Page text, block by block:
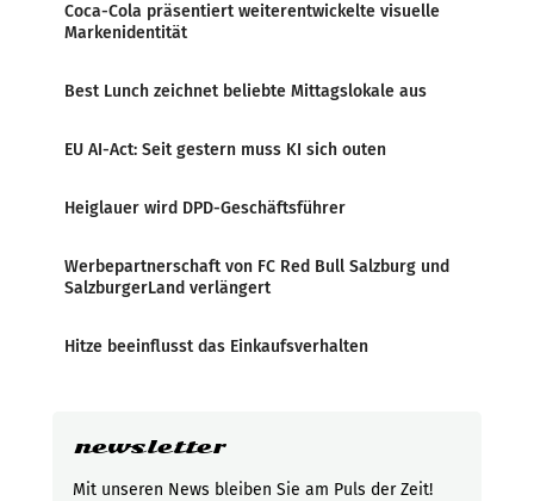
Coca-Cola präsentiert weiterentwickelte visuelle
Markenidentität
Best Lunch zeichnet beliebte Mittagslokale aus
EU AI-Act: Seit gestern muss KI sich outen
Heiglauer wird DPD-Geschäftsführer
Werbepartnerschaft von FC Red Bull Salzburg und
SalzburgerLand verlängert
Hitze beeinflusst das Einkaufsverhalten
newsletter
Mit unseren News bleiben Sie am Puls der Zeit!